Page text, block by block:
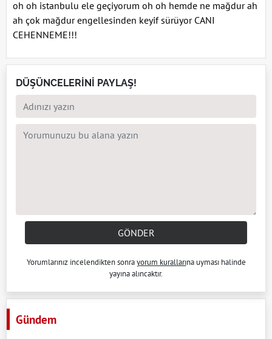
oh oh istanbulu ele geçiyorum oh oh hemde ne mağdur ah
ah çok mağdur engellesinden keyif sürüyor CANI
CEHENNEME!!!
DÜŞÜNCELERİNİ PAYLAŞ!
GÖNDER
Yorumlarınız incelendikten sonrayorum kurallarına uyması halinde
yayına alıncaktır.
Gündem